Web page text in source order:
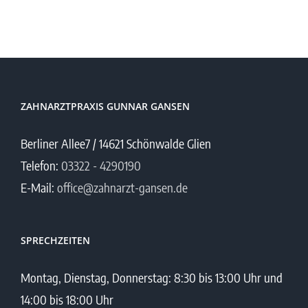
ZAHNARZTPRAXIS GUNNAR GANSEN
Berliner Allee7 / 14621 Schönwalde Glien
Telefon: 03322 - 4290190
E-Mail: office@zahnarzt-gansen.de
SPRECHZEITEN
Montag, Dienstag, Donnerstag: 8:30 bis 13:00 Uhr und
14:00 bis 18:00 Uhr